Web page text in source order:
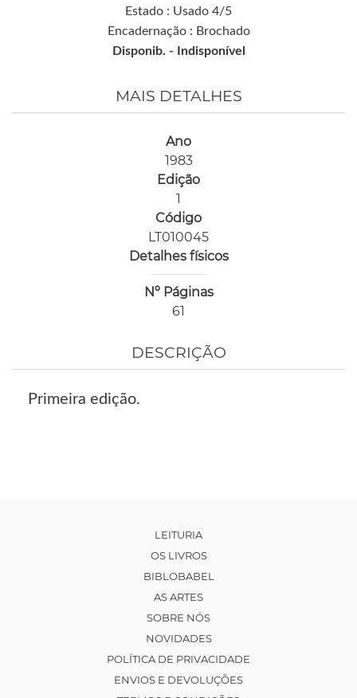
Estado : Usado 4/5
Encadernação : Brochado
Disponib. -
Indisponível
MAIS DETALHES
Ano
1983
Edição
1
Código
LT010045
Detalhes físicos
Nº Páginas
61
DESCRIÇÃO
Primeira edição.
LEITURIA
OS LIVROS
BIBLOBABEL
AS ARTES
SOBRE NÓS
NOVIDADES
POLÍTICA DE PRIVACIDADE
ENVIOS E DEVOLUÇÕES